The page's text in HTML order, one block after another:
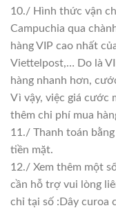
10./ Hình thức vận
Campuchia qua
hàng VIP cao nhất
Viettelpost,… Do là
hàng nhanh hơn,
Vì vậy, việc giá cước
thêm chi phí mua
11./ Thanh toán
tiền mặt.
12./ Xem thêm một
cần hỗ trợ vui lòng
chỉ tại số :Dây curoa